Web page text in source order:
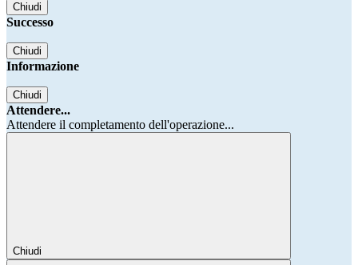
Chiudi
Successo
Chiudi
Informazione
Chiudi
Attendere...
Attendere il completamento dell'operazione...
Chiudi